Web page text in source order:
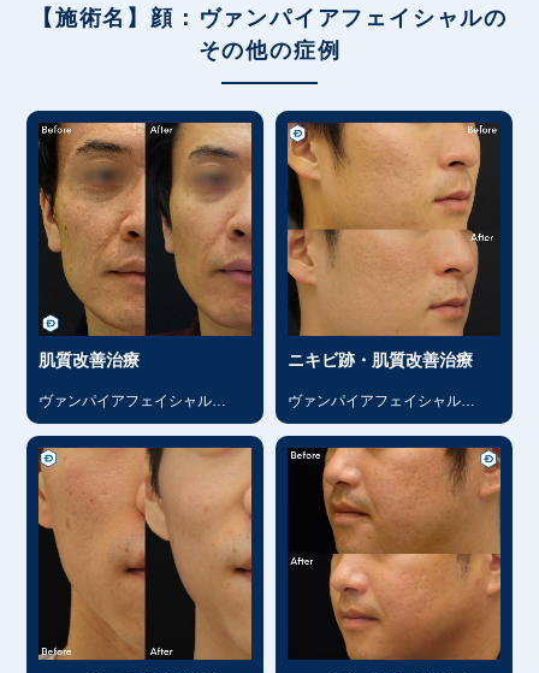
【施術名】顔：ヴァンパイアフェイシャルの
その他の症例
肌質改善治療
ヴァンパイアフェイシャル
（PRP）
ニキビ跡・肌質改善治療
ヴァンパイアフェイシャル
（PRP）